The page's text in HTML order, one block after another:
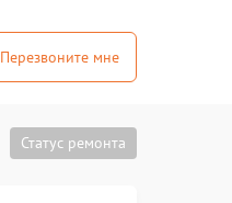
Перезвоните мне
Статус ремонта